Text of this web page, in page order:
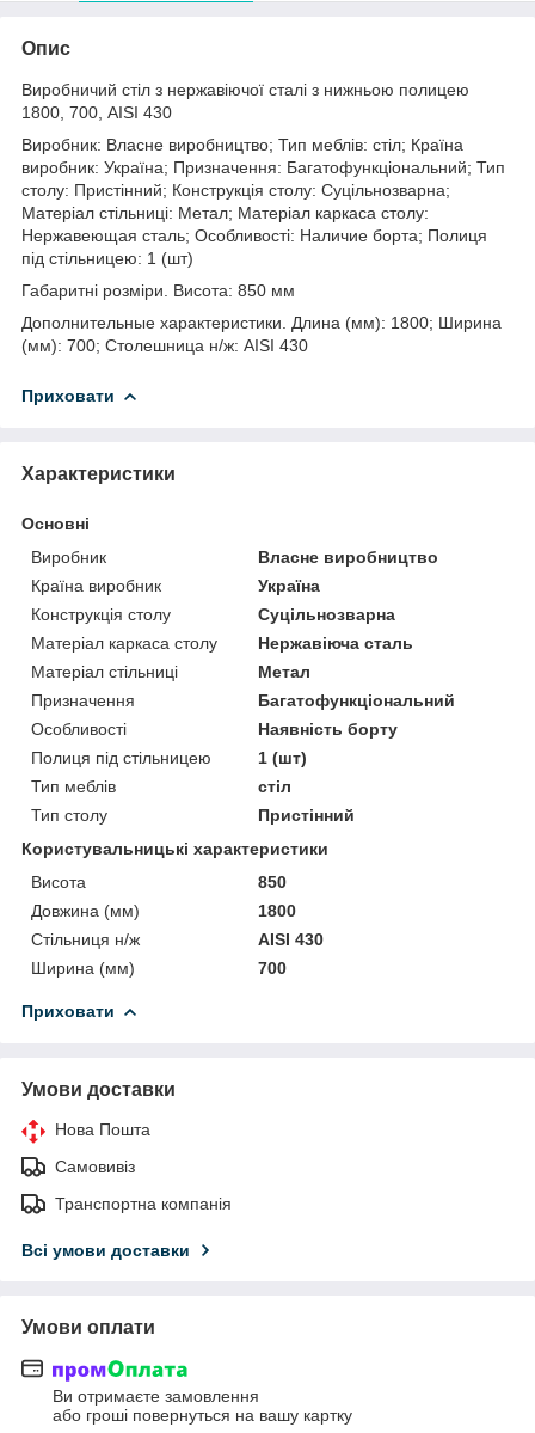
Опис
Виробничий стіл з нержавіючої сталі з нижньою полицею
1800, 700, AISI 430
Виробник: Власне виробництво; Тип меблів: стіл; Країна
виробник: Україна; Призначення: Багатофункціональний; Тип
столу: Пристінний; Конструкція столу: Суцільнозварна;
Матеріал стільниці: Метал; Матеріал каркаса столу:
Нержавеющая сталь; Особливості: Наличие борта; Полиця
під стільницею: 1 (шт)
Габаритні розміри. Висота: 850 мм
Дополнительные характеристики. Длина (мм): 1800; Ширина
(мм): 700; Столешница н/ж: AISI 430
Приховати
Характеристики
Основні
Виробник
Власне виробництво
Країна виробник
Україна
Конструкція столу
Суцільнозварна
Матеріал каркаса столу
Нержавіюча сталь
Матеріал стільниці
Метал
Призначення
Багатофункціональний
Особливості
Наявність борту
Полиця під стільницею
1 (шт)
Тип меблів
стіл
Тип столу
Пристінний
Користувальницькі характеристики
Висота
850
Довжина (мм)
1800
Стільниця н/ж
AISI 430
Ширина (мм)
700
Приховати
Умови доставки
Нова Пошта
Самовивіз
Транспортна компанія
Всі умови доставки
Умови оплати
Ви отримаєте замовлення
або гроші повернуться на вашу картку